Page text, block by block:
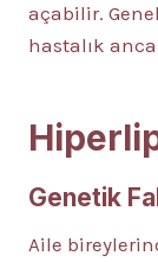
açabilir.
hastalık
Genetik
Aile